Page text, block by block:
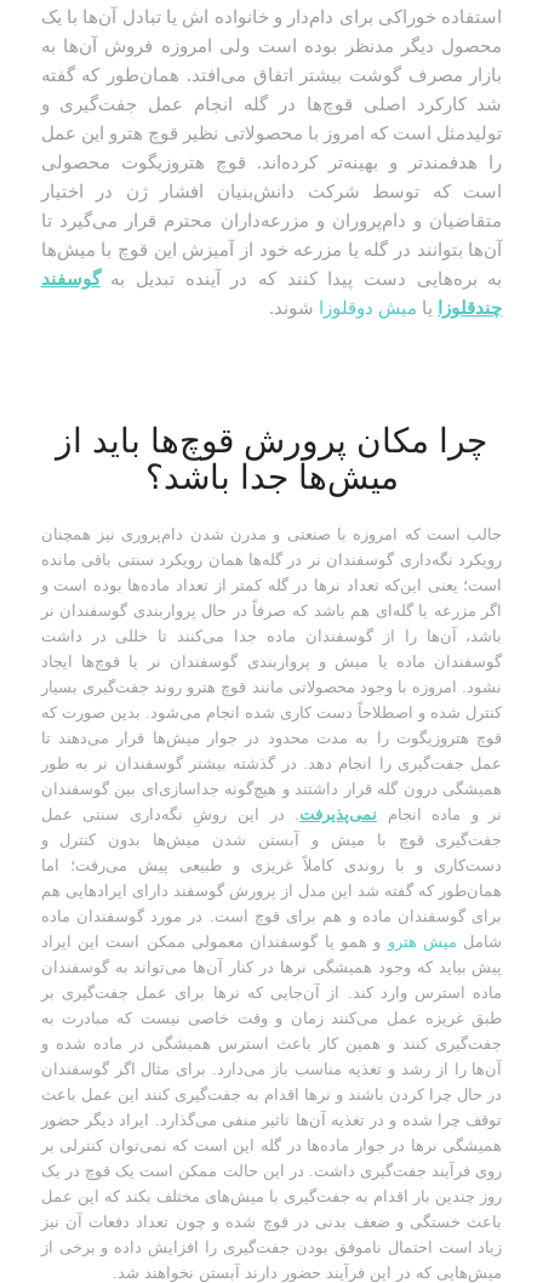
استفاده خوراکی برای دام‌دار و خانواده اش یا تبادل آن‌ها با یک
محصول دیگر مدنظر بوده است ولی امروزه فروش آن‌ها به
بازار مصرف گوشت بیشتر اتفاق می‌افتد. همان‌طور که گفته
شد کارکرد اصلی قوچ‌ها در گله انجام عمل جفت‌گیری و
تولیدمثل است که امروز با محصولاتی نظیر قوچ هترو این عمل
را هدفمندتر و بهینه‌تر کرده‌اند. قوچ هتروزیگوت محصولی
است که توسط شرکت دانش‌بنیان افشار ژن در اختیار
متقاضیان و دام‌پروران و مزرعه‌داران محترم قرار می‌گیرد تا
آن‌ها بتوانند در گله یا مزرعه خود از آمیزش این قوچ با میش‌ها
به بره‌هایی دست پیدا کنند که در آینده تبدیل بهگوسفند
چندقلوزا
یا میش دوقلوزا شوند.
چرا مکان پرورش قوچ‌ها باید از
میش‌ها جدا باشد؟
جالب است که امروزه با صنعتی و مدرن شدن دام‌پروری نیز همچنان
رویکرد نگه‌داری گوسفندان نر در گله‌ها همان رویکرد سنتی باقی مانده
است؛ یعنی این‌که تعداد نرها در گله کمتر از تعداد ماده‌ها بوده است و
اگر مزرعه یا گله‌ای هم باشد که صرفاً در حال پرواربندی گوسفندان نر
باشد، آن‌ها را از گوسفندان ماده جدا می‌کنند تا خللی در داشت
گوسفندان ماده یا میش و پرواربندی گوسفندان نر یا قوچ‌ها ایجاد
نشود. امروزه با وجود محصولاتی مانند قوچ هترو روند جفت‌گیری بسیار
کنترل شده و اصطلاحاً دست کاری شده انجام می‌شود. بدین صورت که
قوچ هتروزیگوت را به مدت محدود در جوار میش‌ها قرار می‌دهند تا
عمل جفت‌گیری را انجام دهد. در گذشته بیشتر گوسفندان نر به طور
همیشگی درون گله قرار داشتند و هیچ‌گونه جداسازی‌ای بین گوسفندان
نر و ماده انجام نمی‌پذیرفت . در این روشِ نگه‌داری سنتی عمل
جفت‌گیری قوچ با میش و آبستن شدن میش‌ها بدون کنترل و
دست‌کاری و با روندی کاملاً غریزی و طبیعی پیش می‌رفت؛ اما
همان‌طور که گفته شد این مدل از پرورش گوسفند دارای ایرادهایی هم
برای گوسفندان ماده و هم برای قوچ است. در مورد گوسفندان ماده
شامل میش هترو و همو یا گوسفندان معمولی ممکن است این ایراد
پیش بیاید که وجود همیشگی نرها در کنار آن‌ها می‌تواند به گوسفندان
ماده استرس وارد کند. از آن‌جایی که نرها برای عمل جفت‌گیری بر
طبق غریزه عمل می‌کنند زمان و وقت خاصی نیست که مبادرت به
جفت‌گیری کنند و همین کار باعث استرس همیشگی در ماده شده و
آن‌ها را از رشد و تغذیه مناسب باز می‌دارد. برای مثال اگر گوسفندان
در حال چرا کردن باشند و نرها اقدام به جفت‌گیری کنند این عمل باعث
توقف چرا شده و در تغذیه آن‌ها تاثیر منفی می‌گذارد. ایراد دیگر حضور
همیشگی نرها در جوار ماده‌ها در گله این است که نمی‌توان کنترلی بر
روی فرآیند جفت‌گیری داشت. در این حالت ممکن است یک قوچ در یک
روز چندین بار اقدام به جفت‌گیری با میش‌های مختلف بکند که این عمل
باعث خستگی و ضعف بدنی در قوچ شده و چون تعداد دفعات آن نیز
زیاد است احتمال ناموفق بودن جفت‌گیری را افزایش داده و برخی از
میش‌هایی که در این فرآیند حضور دارند آبستن نخواهند شد.